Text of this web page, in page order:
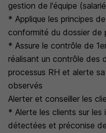
gestion de l'équipe
* Applique les principes
conformité du dossier de
* Assure le contrôle de
réalisant un contrôle des
processus RH et alerte
observés
Alerter et conseiller les
* Alerte les clients sur les
détectées et préconise